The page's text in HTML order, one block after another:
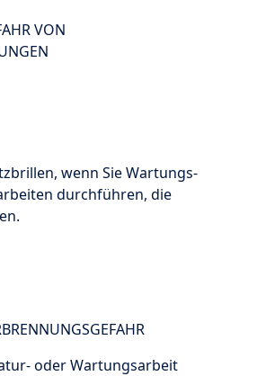
VON
wenn Sie Wartungs-
durchführen, die
oder Wartungsarbeit